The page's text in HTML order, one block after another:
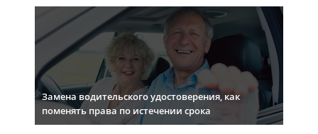
Замена водительского удостоверения, как
поменять права по истечении срока